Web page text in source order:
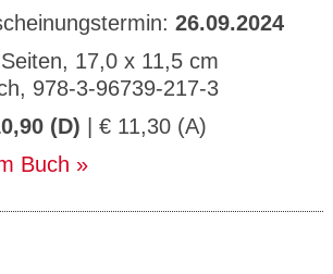
26.09.2024
17,0 x 11,5 cm
978-3-96739-217-3
(D) | € 11,30 (A)
Buch